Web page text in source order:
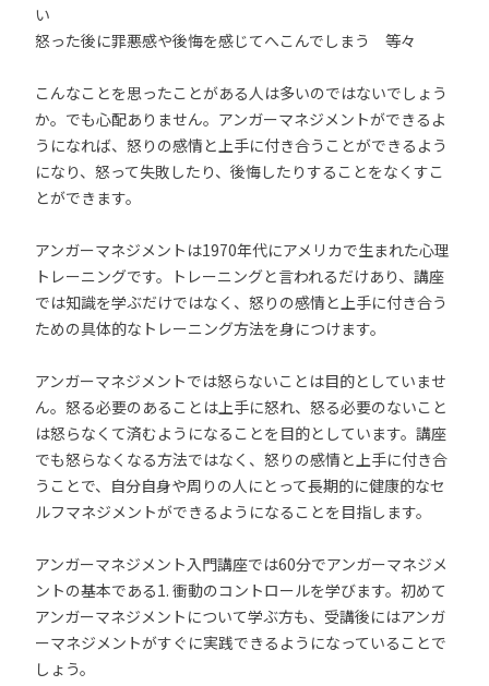
い
怒った後に罪悪感や後悔を感じてへこんでしまう 等々
こんなことを思ったことがある人は多いのではないでしょう
か。でも心配ありません。アンガーマネジメントができるよ
うになれば、怒りの感情と上手に付き合うことができるよう
になり、怒って失敗したり、後悔したりすることをなくすこ
とができます。
アンガーマネジメントは1970年代にアメリカで生まれた心理
トレーニングです。トレーニングと言われるだけあり、講座
では知識を学ぶだけではなく、怒りの感情と上手に付き合う
ための具体的なトレーニング方法を身につけます。
アンガーマネジメントでは怒らないことは目的としていませ
ん。怒る必要のあることは上手に怒れ、怒る必要のないこと
は怒らなくて済むようになることを目的としています。講座
でも怒らなくなる方法ではなく、怒りの感情と上手に付き合
うことで、自分自身や周りの人にとって長期的に健康的なセ
ルフマネジメントができるようになることを目指します。
アンガーマネジメント入門講座では60分でアンガーマネジメ
ントの基本である1. 衝動のコントロールを学びます。初めて
アンガーマネジメントについて学ぶ方も、受講後にはアンガ
ーマネジメントがすぐに実践できるようになっていることで
しょう。